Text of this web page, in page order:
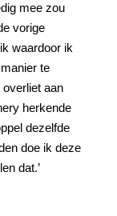
mee zou
vorige
waardoor ik
te
aan
herkende
dezelfde
doe ik deze
dat.’